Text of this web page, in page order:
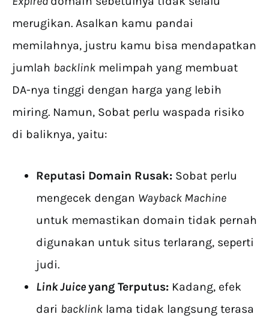
merugikan. Asalkan kamu pandai
memilahnya, justru kamu bisa mendapatkan
jumlah backlink melimpah yang membuat
DA-nya tinggi dengan harga yang lebih
miring. Namun, Sobat perlu waspada risiko
di baliknya, yaitu:
Reputasi Domain Rusak: Sobat perlu
mengecek dengan Wayback Machine
untuk memastikan domain tidak pernah
digunakan untuk situs terlarang, seperti
judi.
Link Juiceyang Terputus: Kadang, efek
dari backlink lama tidak langsung terasa